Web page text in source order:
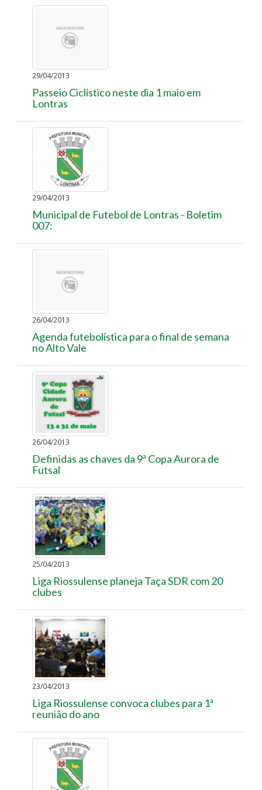
29/04/2013
Passeio Ciclístico neste dia 1 maio em
Lontras
29/04/2013
Municipal de Futebol de Lontras - Boletim
007:
26/04/2013
Agenda futebolística para o final de semana
no Alto Vale
26/04/2013
Definidas as chaves da 9ª Copa Aurora de
Futsal
25/04/2013
Liga Riossulense planeja Taça SDR com 20
clubes
23/04/2013
Liga Riossulense convoca clubes para 1ª
reunião do ano